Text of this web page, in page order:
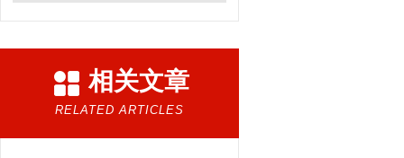
相关文章
RELATED ARTICLES